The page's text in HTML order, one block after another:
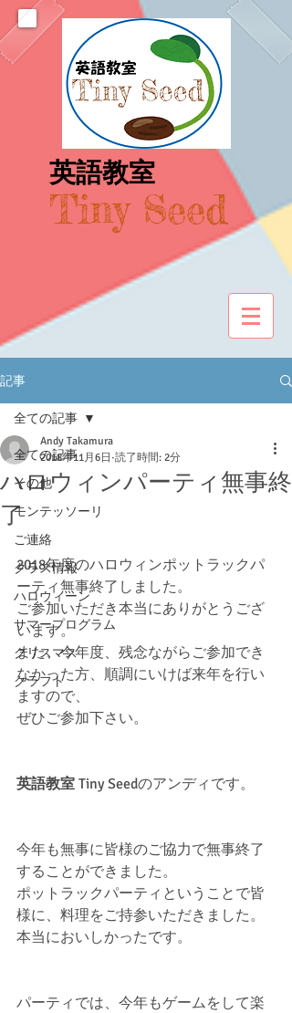
​英語教室
Tiny Seed
記事
全ての記事
その他
モンテッソーリ
ご連絡
クラス情報
ハロウィーン
サマープログラム
クリスマス
クラフト
全ての記事
ハロウィンパーティ無事終
了
Andy Takamura
2018年11月6日 読了時間: 2分
2018年度のハロウィンポットラックパ
ーティ無事終了しました。
ご参加いただき本当にありがとうござ
います。
また、今年度、残念ながらご参加でき
なかった方、順調にいけば来年を行い
ますので、
ぜひご参加下さい。
英語教室 Tiny Seedのアンディです。
今年も無事に皆様のご協力で無事終了
することができました。
ポットラックパーティということで皆
様に、料理をご持参いただきました。
本当においしかったです。
パーティでは、今年もゲームをして楽